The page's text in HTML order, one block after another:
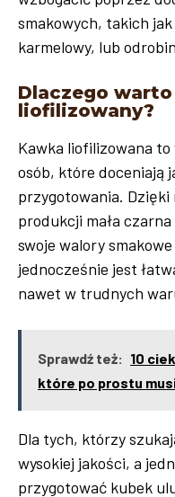
smakowych, takich
karmelowy, lub
Dlaczego
liofilizowany?
Kawka liofilizowana
osób, które doceniają
przygotowania. Dzięki
produkcji mała
swoje walory
jednocześnie jest
nawet w trudnych
Sprawdź też: 10
które po prostu
Dla tych, którzy
wysokiej jakości, a
przygotować kubek